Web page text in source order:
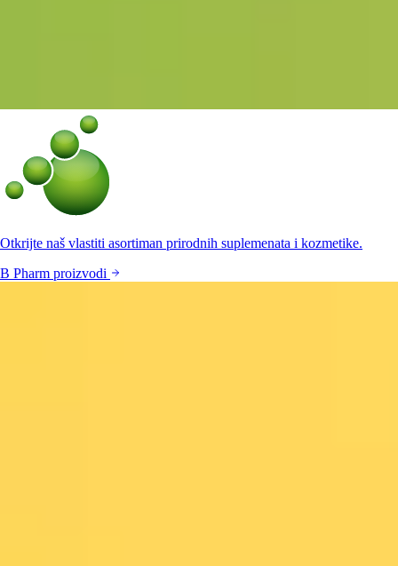
Otkrijte naš vlastiti asortiman prirodnih suplemenata i kozmetike.
B Pharm proizvodi